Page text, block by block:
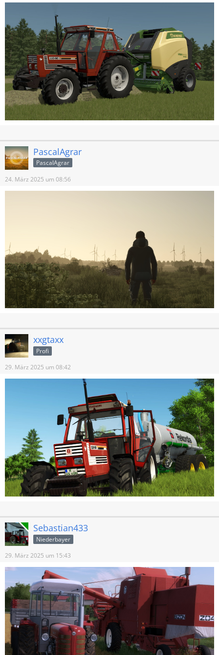
PascalAgrar
PascalAgrar
24. März 2025 um 08:56
xxgtaxx
Profi
29. März 2025 um 08:42
Online Sebastian433
Niederbayer
29. März 2025 um 15:43